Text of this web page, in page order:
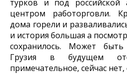
турков и под
центром работорговли.
дома горели и
и история большая а
сохранилось. Может
Грузия в будущем
примечательное, сейчас нет,